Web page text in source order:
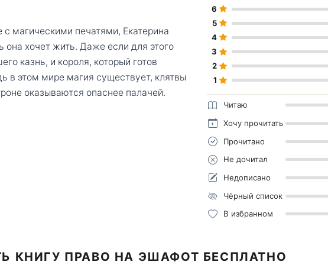
магическими печатями, Екатерина
хочет жить. Даже если для этого
казнь, и короля, который готов
в этом мире магия существует, клятвы
оказываются опаснее палачей.
6
5
4
3
2
1
Читаю
Хочу прочитать
Прочитано
Не дочитал
Недописано
Чёрный список
В избранном
КНИГУ ПРАВО НА ЭШАФОТ БЕСПЛАТНО